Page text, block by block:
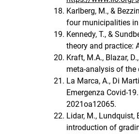
Karlberg, M., &
four municipalities
Kennedy, T., &
theory and practice:
Kraft, M.A., Blazar,
meta-analysis of the
La Marca, A., Di
Emergenza Covid-
2021oa12065.
Lidar, M., Lundquist,
introduction of